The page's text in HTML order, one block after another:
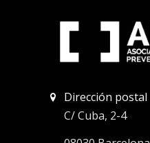
Dirección postal
C/ Cuba, 2-4